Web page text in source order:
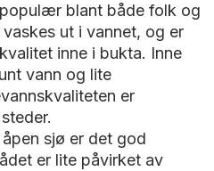
blant både folk og
ut i vannet, og er
inne i bukta. Inne
vann og lite
er
sjø er det god
er lite påvirket av